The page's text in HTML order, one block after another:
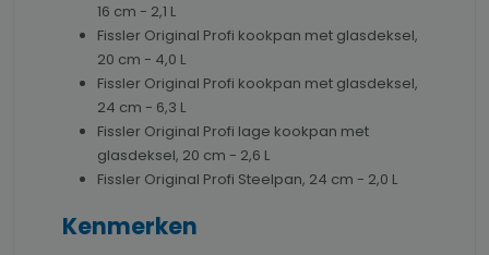
16 cm - 2,1 L
Fissler Original Profi kookpan met glasdeksel,
20 cm - 4,0 L
Fissler Original Profi kookpan met glasdeksel,
24 cm - 6,3 L
Fissler Original Profi lage kookpan met
glasdeksel, 20 cm - 2,6 L
Fissler Original Profi Steelpan, 24 cm - 2,0 L
Kenmerken